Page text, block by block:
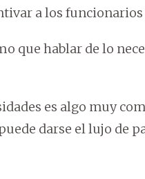
a los
que hablar de lo
es algo muy
darse el lujo de